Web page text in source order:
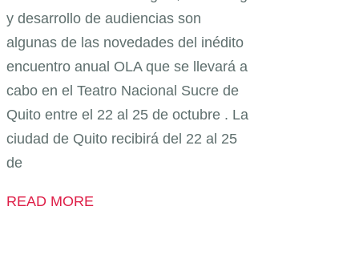
y desarrollo de audiencias son
algunas de las novedades del inédito
encuentro anual OLA que se llevará a
cabo en el Teatro Nacional Sucre de
Quito entre el 22 al 25 de octubre . La
ciudad de Quito recibirá del 22 al 25
de
READ MORE